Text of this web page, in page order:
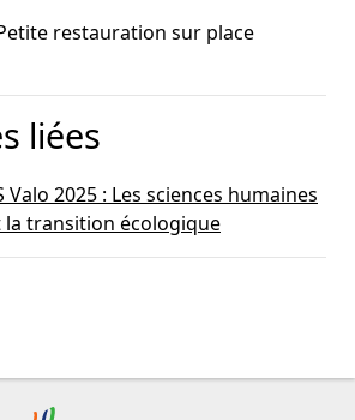
restauration sur place
liées
Valo 2025 : Les sciences humaines
la transition écologique